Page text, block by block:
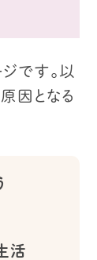
です。以
因となる
活